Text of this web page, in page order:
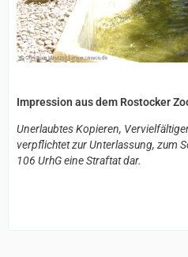
Impression aus dem Rostocker
Unerlaubtes Kopieren,
verpflichtet zur Unterlassung, zum
106 UrhG eine Straftat dar.